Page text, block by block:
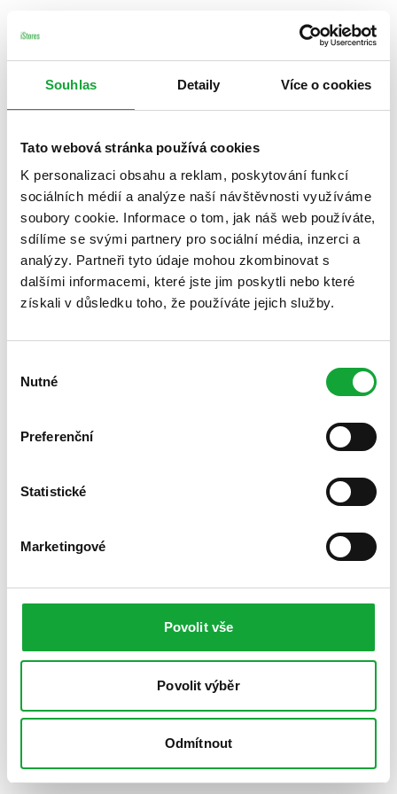
Souhlas Detaily Více o cookies
Tato webová stránka používá cookies
K personalizaci obsahu a reklam, poskytování funkcí
sociálních médií a analýze naší návštěvnosti využíváme
soubory cookie. Informace o tom, jak náš web používáte,
sdílíme se svými partnery pro sociální média, inzerci a
analýzy. Partneři tyto údaje mohou zkombinovat s
dalšími informacemi, které jste jim poskytli nebo které
získali v důsledku toho, že používáte jejich služby.
souhlasu
Nutné
Preferenční
Statistické
Marketingové
Povolit vše
Povolit výběr
Odmítnout